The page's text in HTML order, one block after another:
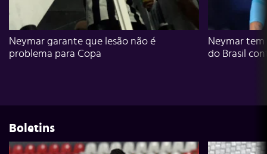
Neymar garante que lesão não é
problema para Copa
Neymar
do Brasil
Boletins